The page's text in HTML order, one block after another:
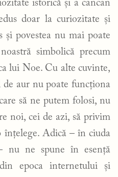
istorică și a cancan
doar la curiozitate și
și povestea nu mai poate
simbolică precum
lui Noe. Cu alte cuvinte,
aur nu poate funcționa
să ne putem folosi, nu
noi, cei de azi, să privim
înțelege. Adică – în ciuda
nu ne spune în esență
epoca internetului și